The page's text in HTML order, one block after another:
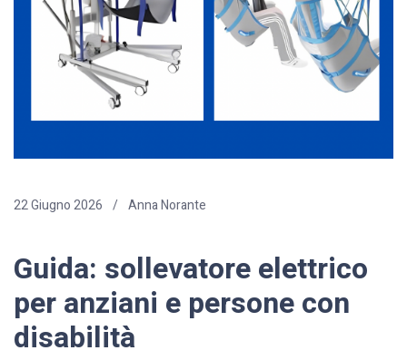
22 Giugno 2026 Anna Norante
Guida: sollevatore elettrico
per anziani e persone con
disabilità